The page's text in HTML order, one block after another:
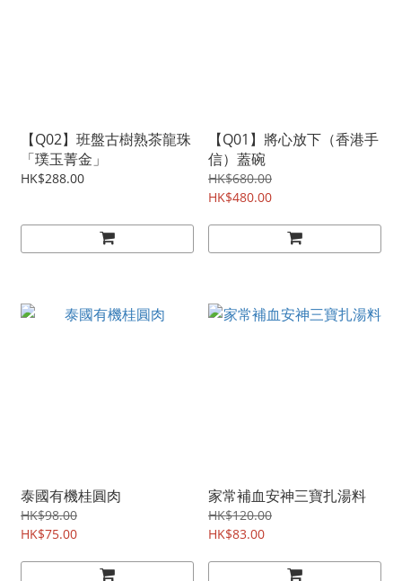
【Q02】班盤古樹熟茶龍珠
「璞玉菁金」
HK$288.00
【Q01】將心放下（香港手
信）蓋碗
HK$680.00
HK$480.00
泰國有機桂圓肉
HK$98.00
HK$75.00
家常補血安神三寶扎湯料
HK$120.00
HK$83.00